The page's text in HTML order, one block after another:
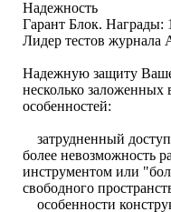
Надежность
Гарант Блок. Награды:
Лидер тестов журнала
Надежную защиту
несколько заложенных
особенностей:
затрудненный
более невозможность
инструментом или
свободного
особенности